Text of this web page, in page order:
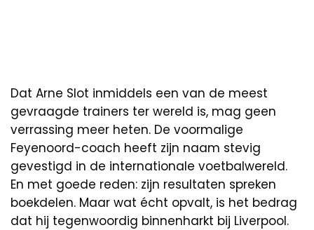
Dat Arne Slot inmiddels een van de meest
gevraagde trainers ter wereld is, mag geen
verrassing meer heten. De voormalige
Feyenoord-coach heeft zijn naam stevig
gevestigd in de internationale voetbalwereld.
En met goede reden: zijn resultaten spreken
boekdelen. Maar wat écht opvalt, is het bedrag
dat hij tegenwoordig binnenharkt bij Liverpool.